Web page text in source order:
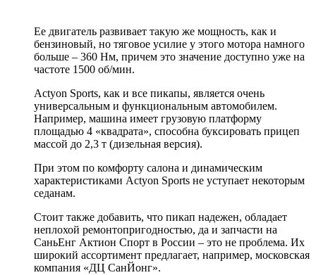
Ее двигатель развивает такую же мощность, как и
бензиновый, но тяговое усилие у этого мотора намного
больше – 360 Нм, причем это значение доступно уже на
частоте 1500 об/мин.
Actyon Sports, как и все пикапы, является очень
универсальным и функциональным автомобилем.
Например, машина имеет грузовую платформу
площадью 4 «квадрата», способна буксировать прицеп
массой до 2,3 т (дизельная версия).
При этом по комфорту салона и динамическим
характеристиками Actyon Sports не уступает некоторым
седанам.
Стоит также добавить, что пикап надежен, обладает
неплохой ремонтопригодностью, да и запчасти на
СаньЕнг Актион Спорт в России – это не проблема. Их
широкий ассортимент предлагает, например, московская
компания «ДЦ СанЙонг».